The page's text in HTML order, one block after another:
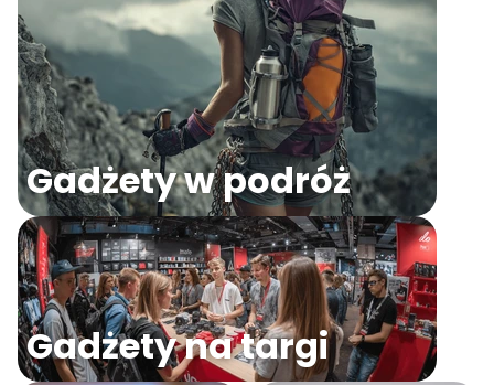
Gadżety w podróż
Gadżety na targi